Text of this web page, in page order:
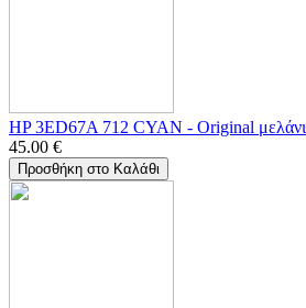
HP 3ED67A 712 CYAN - Οriginal μελάνι
45.00 €
Προσθήκη στο Καλάθι